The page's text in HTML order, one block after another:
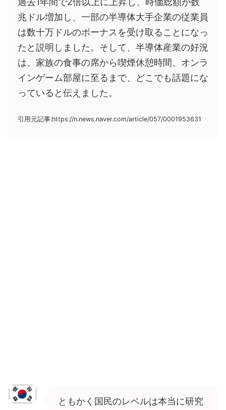
兆ドル増加し、一部の半導体大手企業の従業員
は数十万ドルのボーナスを受け取ることになっ
たと説明しました。そして、半導体産業の好況
は、家族の食事の席から喫煙休憩時間、オンラ
インゲーム部屋に至るまで、どこでも話題にな
っていると伝えました。
引用元記事:https://n.news.naver.com/article/057/0001953631
ともかく国民のレベルは本当に研究